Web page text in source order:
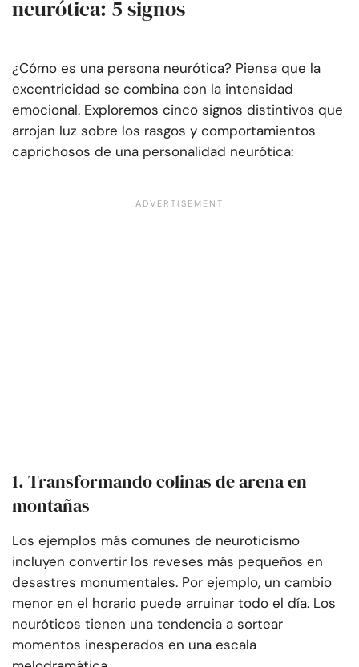
neurótica: 5 signos
¿Cómo es una persona neurótica? Piensa que la
excentricidad se combina con la intensidad
emocional. Exploremos cinco signos distintivos que
arrojan luz sobre los rasgos y comportamientos
caprichosos de una personalidad neurótica:
1. Transformando colinas de arena en
montañas
Los ejemplos más comunes de neuroticismo
incluyen convertir los reveses más pequeños en
desastres monumentales. Por ejemplo, un cambio
menor en el horario puede arruinar todo el día. Los
neuróticos tienen una tendencia a sortear
momentos inesperados en una escala